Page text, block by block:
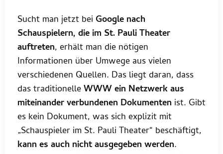
Sucht man jetzt bei Google nach
Schauspielern, die im St. Pauli Theater
auftreten, erhält man die nötigen
Informationen über Umwege aus vielen
verschiedenen Quellen. Das liegt daran, dass
das traditionelleWWW ein Netzwerk aus
miteinander verbundenen Dokumenten ist. Gibt
es kein Dokument, was sich explizit mit
„Schauspieler im St. Pauli Theater“ beschäftigt,
kann es auch nicht ausgegeben werden.